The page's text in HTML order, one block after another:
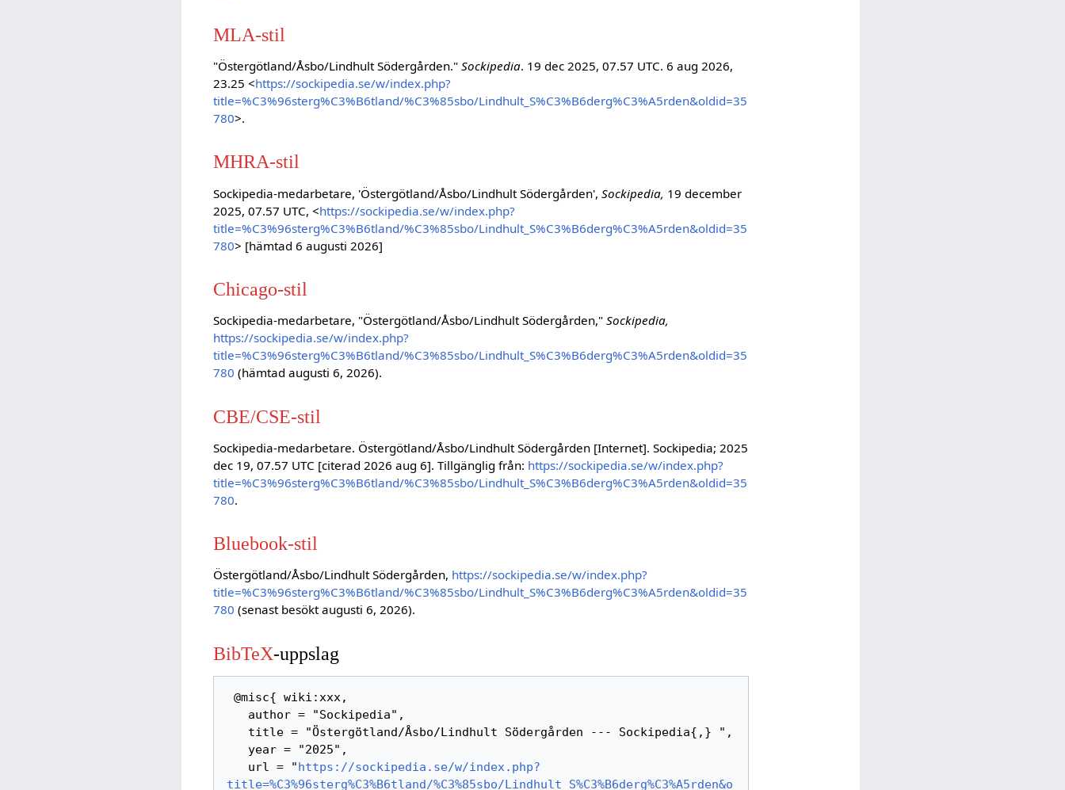
MLA-stil
"Östergötland/Åsbo/Lindhult Södergården."Sockipedia. 19 dec 2025, 07.57 UTC. 6 aug 2026,
23.25 <https://sockipedia.se/w/index.php?
title=%C3%96sterg%C3%B6tland/%C3%85sbo/Lindhult_S%C3%B6derg%C3%A5rden&oldid=35
780>.
MHRA-stil
Sockipedia-medarbetare, 'Östergötland/Åsbo/Lindhult Södergården',Sockipedia, 19 december
2025, 07.57 UTC, <https://sockipedia.se/w/index.php?
title=%C3%96sterg%C3%B6tland/%C3%85sbo/Lindhult_S%C3%B6derg%C3%A5rden&oldid=35
780> [hämtad 6 augusti 2026]
Chicago-stil
Sockipedia-medarbetare, "Östergötland/Åsbo/Lindhult Södergården,"Sockipedia,
https://sockipedia.se/w/index.php?
title=%C3%96sterg%C3%B6tland/%C3%85sbo/Lindhult_S%C3%B6derg%C3%A5rden&oldid=35
780 (hämtad augusti 6, 2026).
CBE/CSE-stil
Sockipedia-medarbetare. Östergötland/Åsbo/Lindhult Södergården [Internet]. Sockipedia; 2025
dec 19, 07.57 UTC [citerad 2026 aug 6]. Tillgänglig från: https://sockipedia.se/w/index.php?
title=%C3%96sterg%C3%B6tland/%C3%85sbo/Lindhult_S%C3%B6derg%C3%A5rden&oldid=35
780.
Bluebook-stil
Östergötland/Åsbo/Lindhult Södergården, https://sockipedia.se/w/index.php?
title=%C3%96sterg%C3%B6tland/%C3%85sbo/Lindhult_S%C3%B6derg%C3%A5rden&oldid=35
780 (senast besökt augusti 6, 2026).
BibTeX-uppslag
   url = "
https://sockipedia.se/w/index.php?
title=%C3%96sterg%C3%B6tland/%C3%85sbo/Lindhult_S%C3%B6derg%C3%A5rden&o